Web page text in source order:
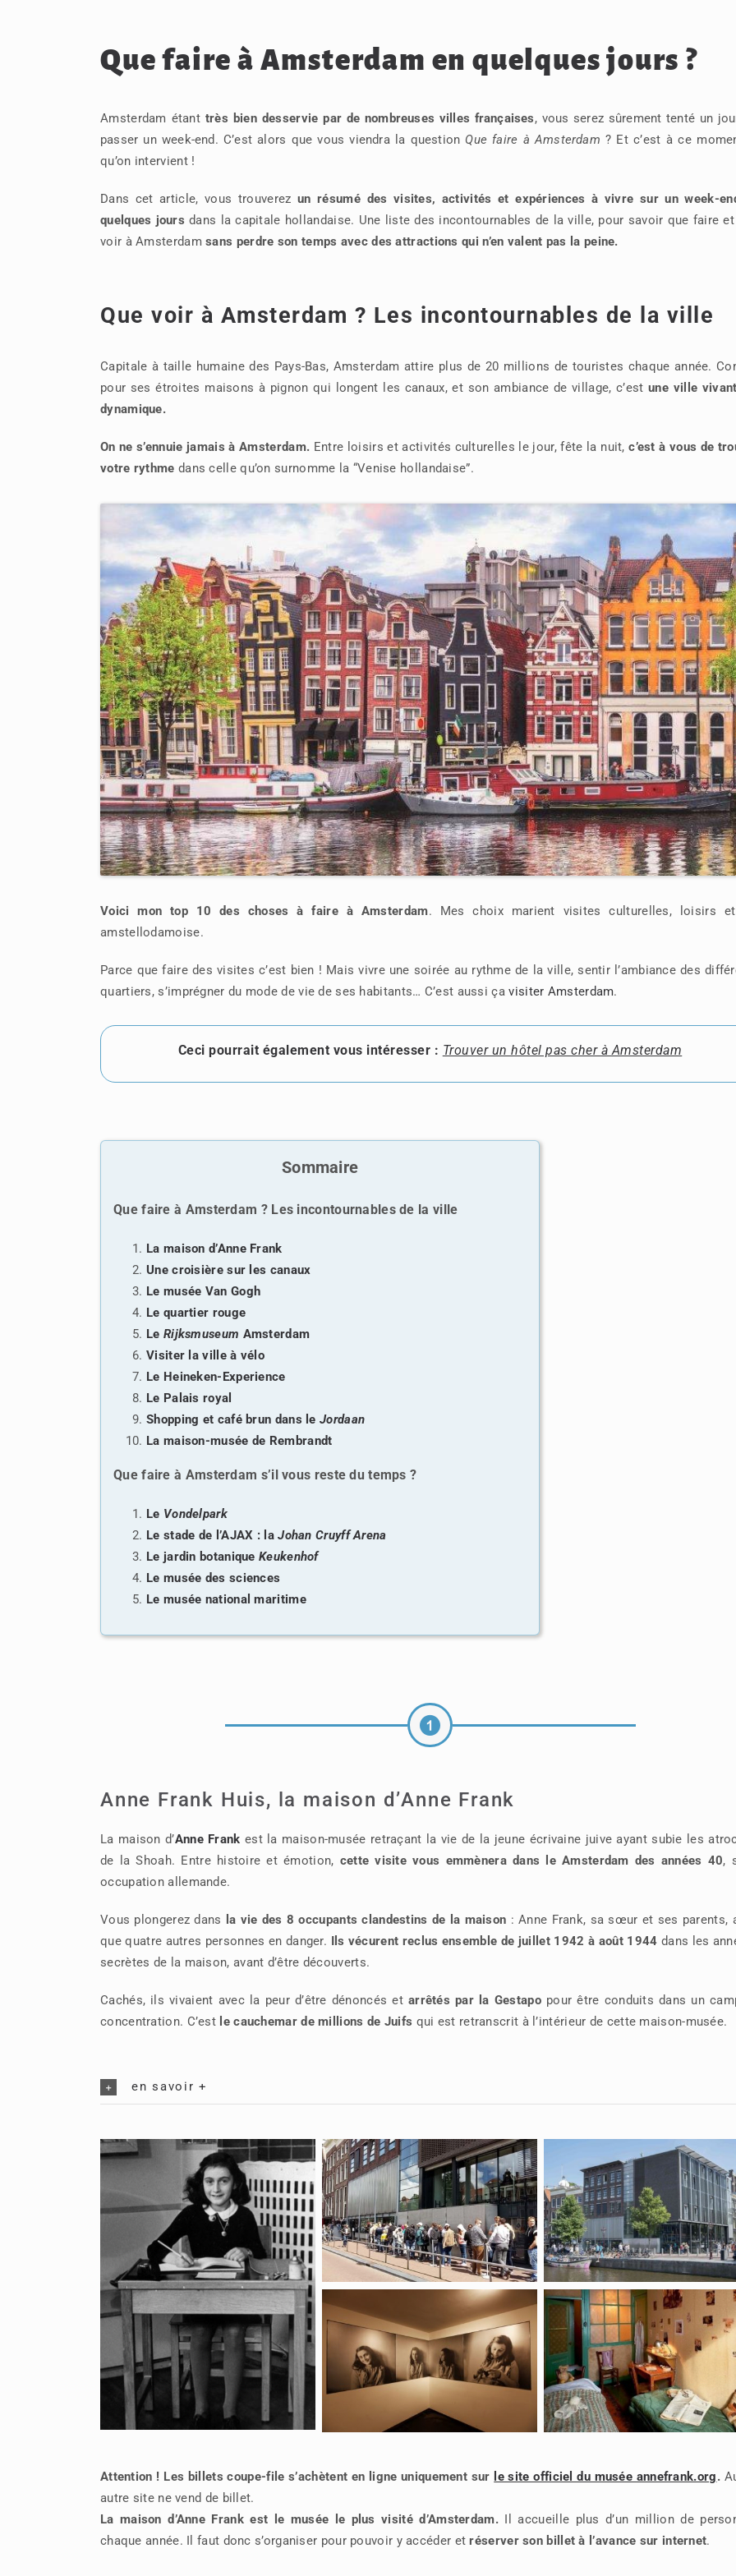
Que faire à Amsterdam en quelques jours ?
Amsterdam étant très bien desservie par de nombreuses villes françaises, vous serez sûrement tenté un
passer un week-end. C’est alors que vous viendra la question Que faire à Amsterdam ? Et c’est à ce
qu’on intervient !
Dans cet article, vous trouverezun résumé des visites, activités et expériences à vivre sur un week-
quelques jours dans la capitale hollandaise. Une liste des incontournables de la ville, pour savoir que faire
voir à Amsterdamsans perdre son temps avec des attractions qui n’en valent pas la peine.
Que voir à Amsterdam ? Les incontournables de la ville
Capitale à taille humaine des Pays-Bas, Amsterdam attire plus de 20 millions de touristes chaque année.
pour ses étroites maisons à pignon qui longent les canaux, et son ambiance de village, c’estune ville
dynamique.
On ne s’ennuie jamais à Amsterdam. Entre loisirs et activités culturelles le jour, fête la nuit,c’est à vous de
votre rythme dans celle qu’on surnomme la “Venise hollandaise”.
Voici mon top 10 des choses à faire à Amsterdam. Mes choix marient visites culturelles, loisirs
amstellodamoise.
Parce que faire des visites c’est bien ! Mais vivre une soirée au rythme de la ville, sentir l’ambiance des
quartiers, s’imprégner du mode de vie de ses habitants… C’est aussi çavisiter Amsterdam.
Ceci pourrait également vous intéresser : Trouver un hôtel pas cher à Amsterdam
Sommaire
Que faire à Amsterdam ? Les incontournables de la ville
La maison d’Anne Frank
Une croisière sur les canaux
Le musée Van Gogh
Le quartier rouge
Le Rijksmuseum Amsterdam
Visiter la ville à vélo
Le Heineken-Experience
Le Palais royal
Shopping et café brun dans le Jordaan
La maison-musée de Rembrandt
Que faire à Amsterdam s’il vous reste du temps ?
Le Vondelpark
Le stade de l’AJAX : laJohan Cruyff Arena
Le jardin botanique Keukenhof
Le musée des sciences
Le musée national maritime
Anne Frank Huis, la maison d’Anne Frank
La maison d’Anne Frank est la maison-musée retraçant la vie de la jeune écrivaine juive ayant subie les
de la Shoah. Entre histoire et émotion, cette visite vous emmènera dans le Amsterdam des années 40,
occupation allemande.
Vous plongerez dans la vie des 8 occupants clandestins de la maison : Anne Frank, sa sœur et ses parents,
que quatre autres personnes en danger. Ils vécurent reclus ensemble de juillet 1942 à août 1944 dans les
secrètes de la maison, avant d’être découverts.
Cachés, ils vivaient avec la peur d’être dénoncés et arrêtés par la Gestapopourêtre conduits dans un
concentration. C’est le cauchemar de millions de Juifs qui est retranscrit à l’intérieur de cette maison-musée.
en savoir +
Attention ! Les billets coupe-file s’achètent en ligne uniquement sur le site officiel du musée annefrank.org.
autre site ne vend de billet.
La maison d’Anne Frank est le musée le plus visité d’Amsterdam. Il
accueille plus d’un million de
chaque année. Il faut donc s’organiser pour pouvoir y accéder etréserver son billet à l’avance sur internet.